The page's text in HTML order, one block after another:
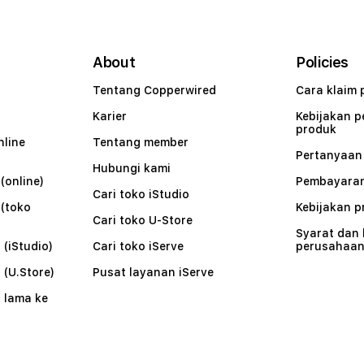
lama ke
About
Tentang Copperwired
Karier
Tentang member
Hubungi kami
Cari toko iStudio
Cari toko U-Store
Cari toko iServe
Pusat layanan iServe
Policies
Cara klaim
Kebijakan
produk
Pertanyaan
Kebijakan
Syarat dan
perusahaan